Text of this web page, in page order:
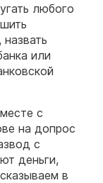
любого
или
с
на допрос
с
деньги,
в